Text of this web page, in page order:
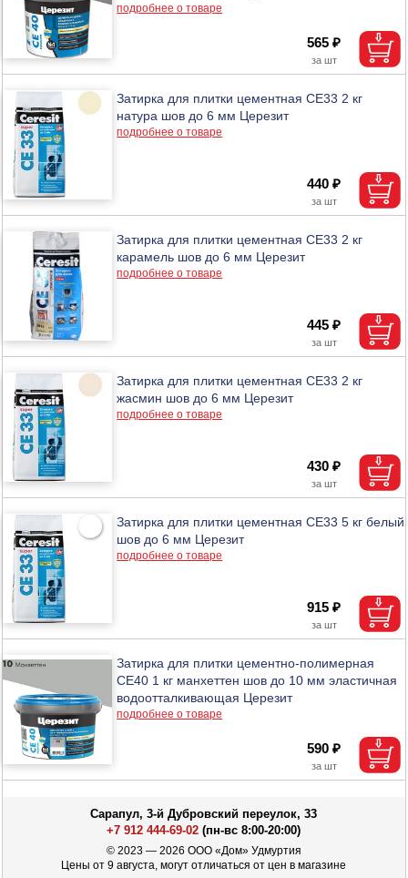
подробнее о товаре
565 ₽
Затирка для плитки цементная CE33 2 кг
натура шов до 6 мм Церезит
подробнее о товаре
440 ₽
Затирка для плитки цементная CE33 2 кг
карамель шов до 6 мм Церезит
подробнее о товаре
445 ₽
Затирка для плитки цементная CE33 2 кг
жасмин шов до 6 мм Церезит
подробнее о товаре
430 ₽
Затирка для плитки цементная CE33 5 кг белый
шов до 6 мм Церезит
подробнее о товаре
915 ₽
Затирка для плитки цементно-полимерная
CE40 1 кг манхеттен шов до 10 мм эластичная
водоотталкивающая Церезит
подробнее о товаре
590 ₽
Сарапул, 3-й Дубровский переулок, 33
+7 912 444-69-02 (пн-вс 8:00-20:00)
© 2023 — 2026 ООО «Дом» Удмуртия
Цены от 9 августа, могут отличаться от цен в магазине